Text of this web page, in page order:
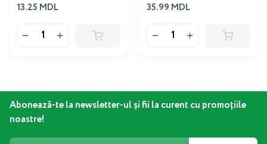
13.25 MDL 35.99 MDL
Abonează-te la newsletter-ul și fii la curent cu promoțiile
noastre!